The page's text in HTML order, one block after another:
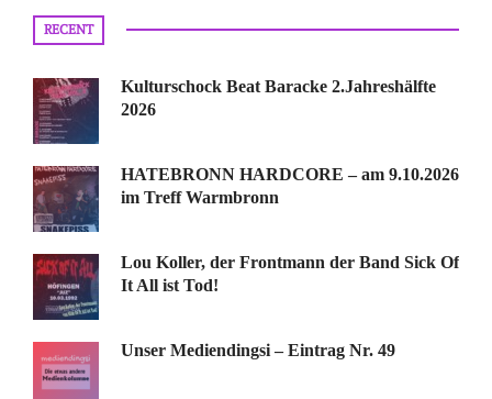
RECENT
Kulturschock Beat Baracke 2.Jahreshälfte
2026
HATEBRONN HARDCORE – am 9.10.2026
im Treff Warmbronn
Lou Koller, der Frontmann der Band Sick Of
It All ist Tod!
Unser Mediendingsi – Eintrag Nr. 49